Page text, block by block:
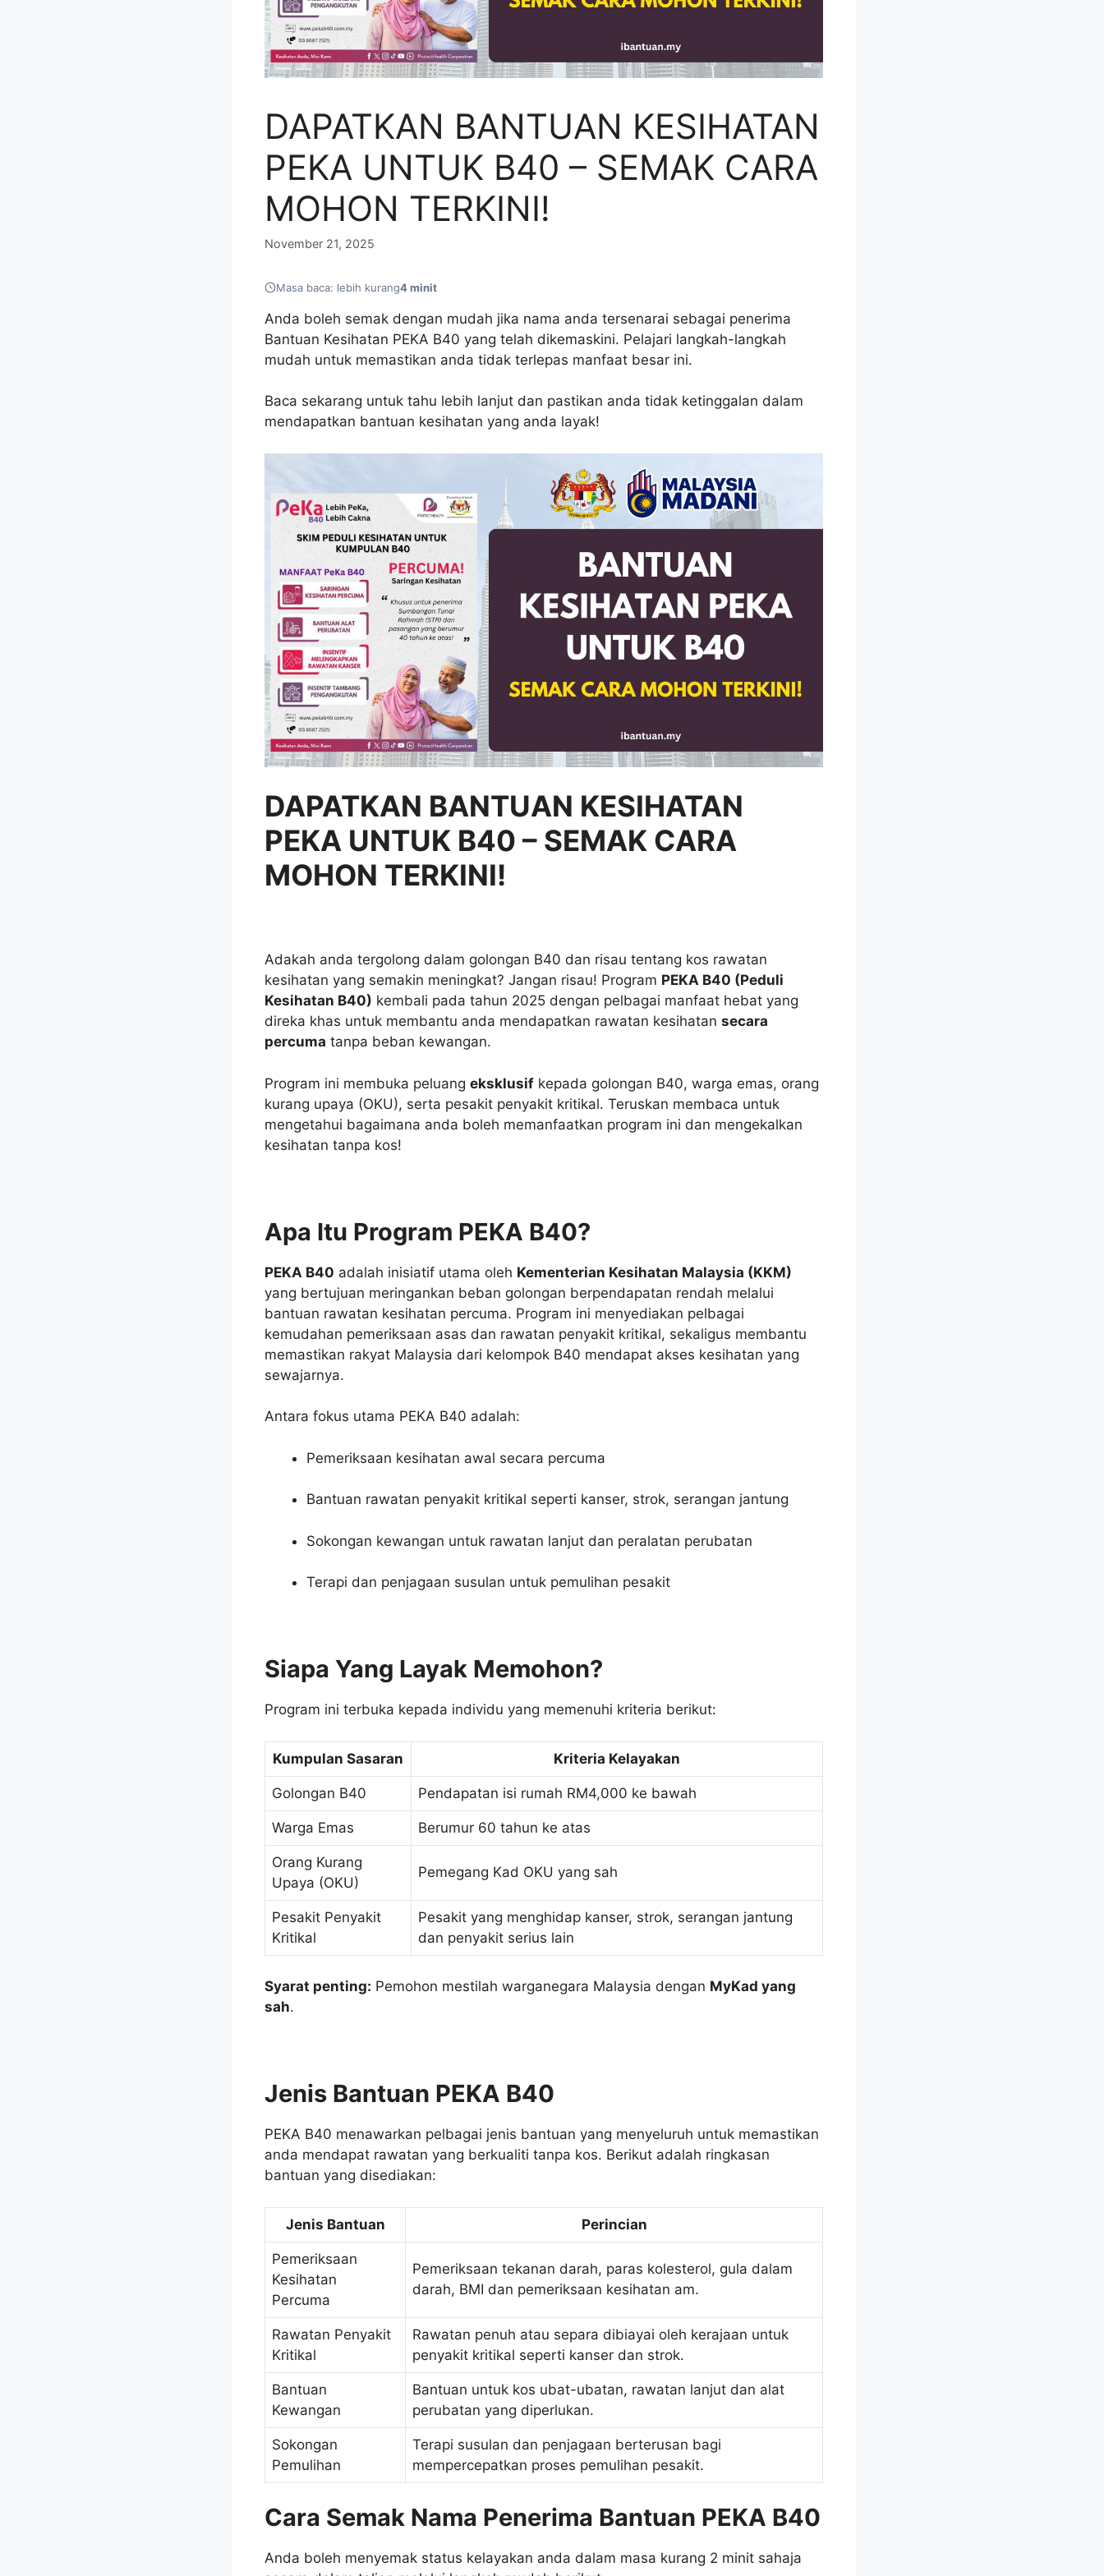
DAPATKAN BANTUAN KESIHATAN
PEKA UNTUK B40 – SEMAK CARA
MOHON TERKINI!
November 21, 2025
Masa baca: lebih kurang4 minit
Anda boleh semak dengan mudah jika nama anda tersenarai sebagai penerima
Bantuan Kesihatan PEKA B40 yang telah dikemaskini. Pelajari langkah-langkah
mudah untuk memastikan anda tidak terlepas manfaat besar ini.
Baca sekarang untuk tahu lebih lanjut dan pastikan anda tidak ketinggalan dalam
mendapatkan bantuan kesihatan yang anda layak!
DAPATKAN BANTUAN KESIHATAN
PEKA UNTUK B40 – SEMAK CARA
MOHON TERKINI!
Adakah anda tergolong dalam golongan B40 dan risau tentang kos rawatan
kesihatan yang semakin meningkat? Jangan risau! Program PEKA B40 (Peduli
Kesihatan B40) kembali pada tahun 2025 dengan pelbagai manfaat hebat yang
direka khas untuk membantu anda mendapatkan rawatan kesihatan secara
percuma tanpa beban kewangan.
Program ini membuka peluang eksklusif kepada golongan B40, warga emas, orang
kurang upaya (OKU), serta pesakit penyakit kritikal. Teruskan membaca untuk
mengetahui bagaimana anda boleh memanfaatkan program ini dan mengekalkan
kesihatan tanpa kos!
Apa Itu Program PEKA B40?
PEKA B40 adalah inisiatif utama oleh Kementerian Kesihatan Malaysia (KKM)
yang bertujuan meringankan beban golongan berpendapatan rendah melalui
bantuan rawatan kesihatan percuma. Program ini menyediakan pelbagai
kemudahan pemeriksaan asas dan rawatan penyakit kritikal, sekaligus membantu
memastikan rakyat Malaysia dari kelompok B40 mendapat akses kesihatan yang
sewajarnya.
Antara fokus utama PEKA B40 adalah:
Pemeriksaan kesihatan awal secara percuma
Bantuan rawatan penyakit kritikal seperti kanser, strok, serangan jantung
Sokongan kewangan untuk rawatan lanjut dan peralatan perubatan
Terapi dan penjagaan susulan untuk pemulihan pesakit
Siapa Yang Layak Memohon?
Program ini terbuka kepada individu yang memenuhi kriteria berikut:
Kumpulan Sasaran Kriteria Kelayakan
Golongan B40 Pendapatan isi rumah RM4,000 ke bawah
Warga Emas Berumur 60 tahun ke atas
Orang Kurang
Upaya (OKU)
Pemegang Kad OKU yang sah
Pesakit Penyakit
Kritikal
Pesakit yang menghidap kanser, strok, serangan jantung
dan penyakit serius lain
Syarat penting: Pemohon mestilah warganegara Malaysia dengan MyKad yang
sah.
Jenis Bantuan PEKA B40
PEKA B40 menawarkan pelbagai jenis bantuan yang menyeluruh untuk memastikan
anda mendapat rawatan yang berkualiti tanpa kos. Berikut adalah ringkasan
bantuan yang disediakan:
Jenis Bantuan Perincian
Pemeriksaan
Kesihatan
Percuma
Pemeriksaan tekanan darah, paras kolesterol, gula dalam
darah, BMI dan pemeriksaan kesihatan am.
Rawatan Penyakit
Kritikal
Rawatan penuh atau separa dibiayai oleh kerajaan untuk
penyakit kritikal seperti kanser dan strok.
Bantuan
Kewangan
Bantuan untuk kos ubat-ubatan, rawatan lanjut dan alat
perubatan yang diperlukan.
Sokongan
Pemulihan
Terapi susulan dan penjagaan berterusan bagi
mempercepatkan proses pemulihan pesakit.
Cara Semak Nama Penerima Bantuan PEKA B40
Anda boleh menyemak status kelayakan anda dalam masa kurang 2 minit sahaja